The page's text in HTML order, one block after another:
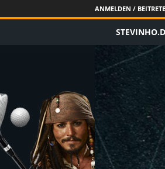
ANMELDEN /
n